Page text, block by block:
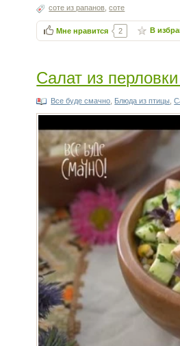
соте из рапанов ,соте
Мне нравится 2 В
Салат из
Все буде смачно Блюда из птицы ,